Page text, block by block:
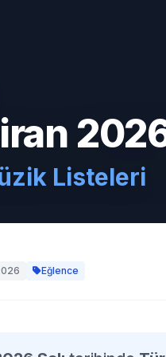
Listeleri
Eğlence